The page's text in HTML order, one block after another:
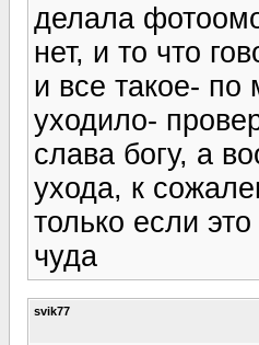
делала
нет, и то что
и все такое- по
уходило-
слава богу, а
ухода, к
только если
чуда
svik77